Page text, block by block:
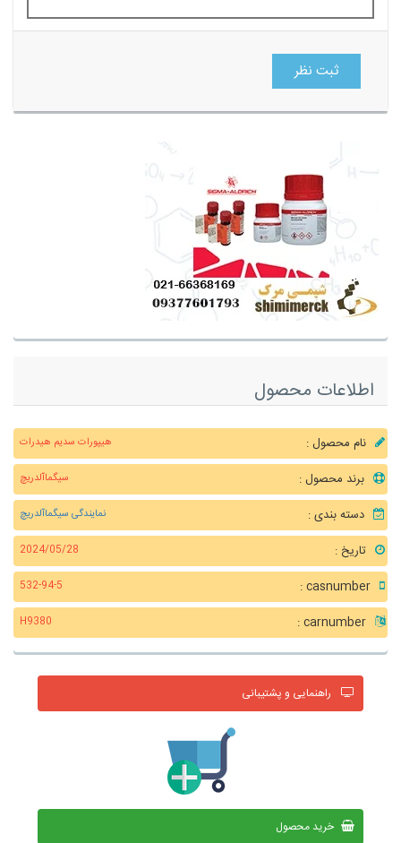
ثبت نظر
اطلاعات محصول
نام محصول : هیپورات سدیم هیدرات
برند محصول : سیگماآلدریچ
دسته بندی : نمایندگی سیگماآلدریچ
تاریخ : 2024/05/28
532-94-5
H9380
راهنمایی و پشتیبانی
خرید محصول